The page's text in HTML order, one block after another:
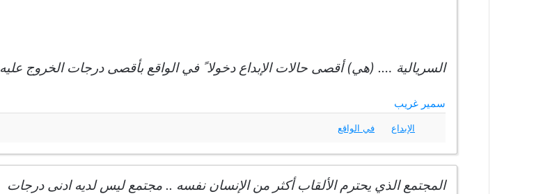
السريالية …. (هي) أقصى حالات الإبداع دخولا ً في الواقع بأقصى درجات الخروج عليه
سمير غريب
الإبداع في الواقع
المجتمع الذي يحترم الألقاب أكثر من الإنسان نفسه .. مجتمع ليس لديه ادنى درجات